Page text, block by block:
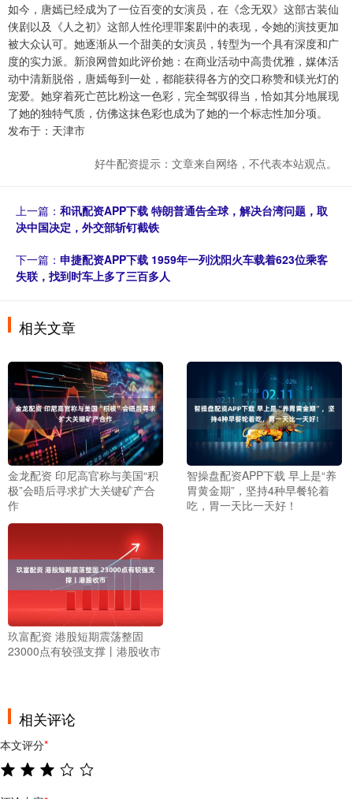
如今，唐嫣已经成为了一位百变的女演员，在《念无双》这部古装仙
侠剧以及《人之初》这部人性伦理罪案剧中的表现，令她的演技更加
被大众认可。她逐渐从一个甜美的女演员，转型为一个具有深度和广
度的实力派。新浪网曾如此评价她：在商业活动中高贵优雅，媒体活
动中清新脱俗，唐嫣每到一处，都能获得各方的交口称赞和镁光灯的
宠爱。她穿着死亡芭比粉这一色彩，完全驾驭得当，恰如其分地展现
了她的独特气质，仿佛这抹色彩也成为了她的一个标志性加分项。
发布于：天津市
好牛配资提示：文章来自网络，不代表本站观点。
上一篇： 和讯配资APP下载 特朗普通告全球，解决台湾问题，取
决中国决定，外交部斩钉截铁
下一篇： 申捷配资APP下载 1959年一列沈阳火车载着623位乘客
失联，找到时车上多了三百多人
相关文章
金龙配资 印尼高官称与美国“积
极”会晤后寻求扩大关键矿产合
作
智操盘配资APP下载 早上是“养
胃黄金期”，坚持4种早餐轮着
吃，胃一天比一天好！
玖富配资 港股短期震荡整固
23000点有较强支撑丨港股收市
相关评论
本文评分*